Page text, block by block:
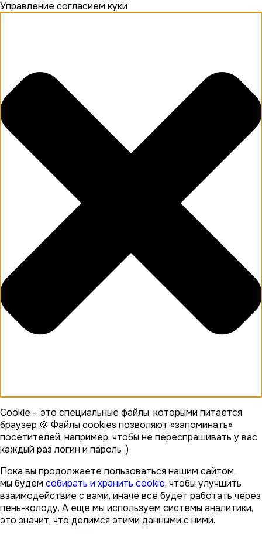
Управление согласием куки
Cookie – это специальные файлы, которыми питается
браузер 🍪 Файлы cookies позволяют «запоминать»
посетителей, например, чтобы не переспрашивать у вас
каждый раз логин и пароль :)
Пока вы продолжаете пользоваться нашим сайтом,
мы будем собирать и хранить cookie, чтобы улучшить
взаимодействие с вами, иначе все будет работать через
пень-колоду. А еще мы используем системы аналитики,
это значит, что делимся этими данными с ними.